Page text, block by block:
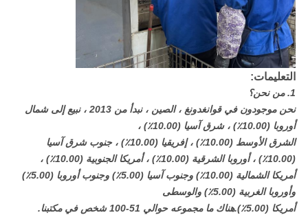
التعليمات:
1. من نحن؟
نحن موجودون في قوانغدونغ ، الصين ، نبدأ من 2013 ، نبيع إلى شمال
أوروبا (10.00٪) ، شرق آسيا (10.00٪) ،
الشرق الأوسط (10.00٪) ، إفريقيا (10.00٪) ، جنوب شرق آسيا
(10.00٪) ، أوروبا الشرقية (10.00٪) ، أمريكا الجنوبية (10.00٪) ،
أمريكا الشمالية (10.00٪) وجنوب آسيا (5.00٪) وجنوب أوروبا (5.00٪)
وأوروبا الغربية (5.00٪) والوسطى
أمريكا (5.00٪).هناك ما مجموعه حوالي 51-100 شخص في مكتبنا.